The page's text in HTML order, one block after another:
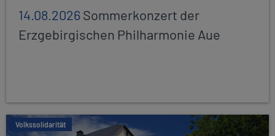
14.08.2026Sommerkonzert der
Erzgebirgischen Philharmonie Aue
Volkssolidarität